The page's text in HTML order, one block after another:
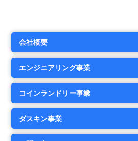
会社概要
エンジニアリング事業
コインランドリー事業
ダスキン事業